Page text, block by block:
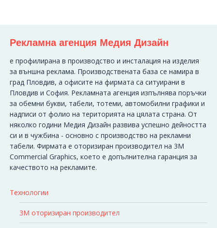
Рекламна агенция Медия Дизайн
e профилирана в производство и инсталация на изделия
за външна реклама. Производствената база се намира в
град Пловдив, а офисите на фирмата са ситуирани в
Пловдив и София. Рекламната агенция изпълнява поръчки
за обемни букви, табели, тотеми, автомобилни графики и
надписи от фолио на територията на цялата страна. От
няколко години Медия Дизайн развива успешно дейността
си и в чужбина - основно с производство на рекламни
табели. Фирмата е оторизиран производител на 3M
Commercial Graphics, което е допълнителна гаранция за
качеството на рекламите.
Технологии
3M оторизиран производител